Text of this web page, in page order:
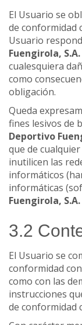
El Usuario se
de conformidad
Usuario
Fuengirola,
cualesquiera
como
obligación.
Queda
fines lesivos de
Deportivo
que de
inutilicen las
informáticos
informáticas
Fuengirola,
3.2
El Usuario se
conformidad
como con las
instrucciones
de conformidad